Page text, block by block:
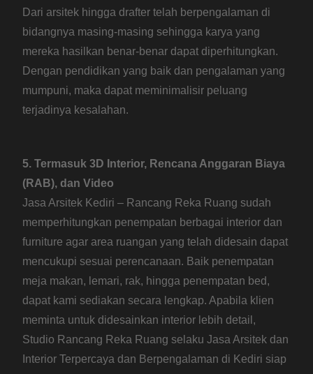
Dari arsitek hingga drafter telah berpengalaman di
bidangnya masing-masing sehingga karya yang
mereka hasilkan benar-benar dapat diperhitungkan.
Dengan pendidikan yang baik dan pengalaman yang
mumpuni, maka dapat meminimalisir peluang
terjadinya kesalahan.
5. Termasuk 3D Interior, Rencana Anggaran Biaya
(RAB), dan Video
Jasa Arsitek Kediri – Rancang Reka Ruang sudah
memperhitungkan penempatan berbagai interior dan
furniture agar area ruangan yang telah didesain dapat
mencukupi sesuai perencanaan. Baik penempatan
meja makan, lemari, rak, hingga penempatan bed,
dapat kami sediakan secara lengkap. Apabila klien
meminta untuk didesainkan interior lebih detail,
Studio Rancang Reka Ruang selaku Jasa Arsitek dan
Interior Terpercaya dan Berpengalaman di Kediri siap